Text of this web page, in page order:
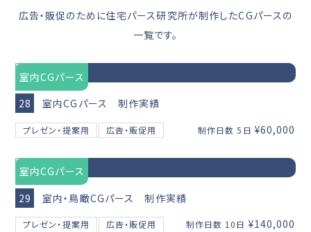
広告・販促のために住宅パース研究所が制作したCGパースの
一覧です。
室内CGパース
28
室内CGパース 制作実績
プレゼン・提案用 広告・販促用 制作日数 5日 ¥60,000
室内CGパース
29
室内・鳥瞰CGパース 制作実績
プレゼン・提案用 広告・販促用 制作日数 10日 ¥140,000